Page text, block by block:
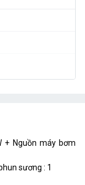
+ Nguồn máy bơm
sương : 1